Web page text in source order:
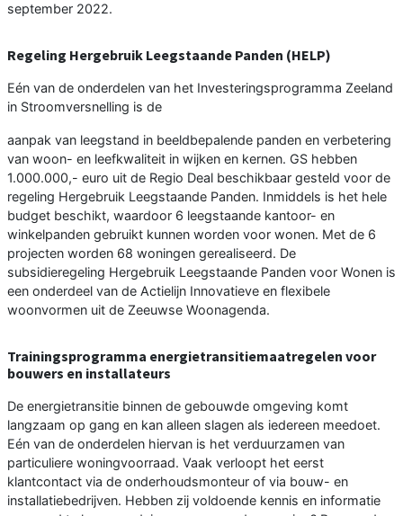
september 2022.
Regeling Hergebruik Leegstaande Panden (HELP)
Eén van de onderdelen van het Investeringsprogramma Zeeland
in Stroomversnelling is de
aanpak van leegstand in beeldbepalende panden en verbetering
van woon- en leefkwaliteit in wijken en kernen. GS hebben
1.000.000,- euro uit de Regio Deal beschikbaar gesteld voor de
regeling Hergebruik Leegstaande Panden. Inmiddels is het hele
budget beschikt, waardoor 6 leegstaande kantoor- en
winkelpanden gebruikt kunnen worden voor wonen. Met de 6
projecten worden 68 woningen gerealiseerd. De
subsidieregeling Hergebruik Leegstaande Panden voor Wonen is
een onderdeel van de Actielijn Innovatieve en flexibele
woonvormen uit de Zeeuwse Woonagenda.
Trainingsprogramma energietransitiemaatregelen voor
bouwers en installateurs
De energietransitie binnen de gebouwde omgeving komt
langzaam op gang en kan alleen slagen als iedereen meedoet.
Eén van de onderdelen hiervan is het verduurzamen van
particuliere woningvoorraad. Vaak verloopt het eerst
klantcontact via de onderhoudsmonteur of via bouw- en
installatiebedrijven. Hebben zij voldoende kennis en informatie